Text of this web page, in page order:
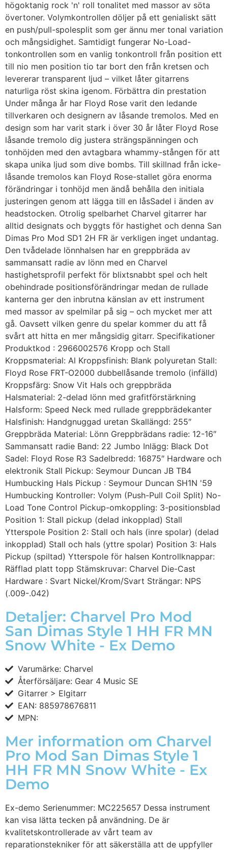
högoktanig rock 'n' roll tonalitet med massor av söta
övertoner. Volymkontrollen döljer på ett genialiskt sätt
en push/pull-spolesplit som ger ännu mer tonal variation
och mångsidighet. Samtidigt fungerar No-Load-
tonkontrollen som en vanlig tonkontroll från position ett
till nio men position tio tar bort den från kretsen och
levererar transparent ljud – vilket låter gitarrens
naturliga röst skina igenom. Förbättra din prestation
Under många år har Floyd Rose varit den ledande
tillverkaren och designern av låsande tremolos. Med en
design som har varit stark i över 30 år låter Floyd Rose
låsande tremolo dig justera strängspänningen och
tonhöjden med den avtagbara whammy-stången för att
skapa unika ljud som dive bombs. Till skillnad från icke-
låsande tremolos kan Floyd Rose-stallet göra enorma
förändringar i tonhöjd men ändå behålla den initiala
justeringen genom att lägga till en låsSadel i änden av
headstocken. Otrolig spelbarhet Charvel gitarrer har
alltid designats och byggts för hastighet och denna San
Dimas Pro Mod SD1 2H FR är verkligen inget undantag.
Den tvådelade lönnhalsen har en greppbräda av
sammansatt radie av lönn med en Charvel
hastighetsprofil perfekt för blixtsnabbt spel och helt
obehindrade positionsförändringar medan de rullade
kanterna ger den inbrutna känslan av ett instrument
med massor av spelmilar på sig – och mycket mer att
gå. Oavsett vilken genre du spelar kommer du att få
svårt att hitta en mer mångsidig gitarr. Specifikationer
Produktkod : 2966002576 Kropp och Stall
Kroppsmaterial: Al Kroppsfinish: Blank polyuretan Stall:
Floyd Rose FRT-O2000 dubbellåsande tremolo (infälld)
Kroppsfärg: Snow Vit Hals och greppbräda
Halsmaterial: 2-delad lönn med grafitförstärkning
Halsform: Speed Neck med rullade greppbrädekanter
Halsfinish: Handgnuggad uretan Skallängd: 255″
Greppbräda Material: Lönn Greppbrädans radie: 12-16″
Sammansatt radie Band: 22 Jumbo Inlägg: Black Dot
Sadel: Floyd Rose R3 Sadelbredd: 16875″ Hardware och
elektronik Stall Pickup: Seymour Duncan JB TB4
Humbucking Hals Pickup : Seymour Duncan SH1N '59
Humbucking Kontroller: Volym (Push-Pull Coil Split) No-
Load Tone Control Pickup-omkoppling: 3-positionsblad
Position 1: Stall pickup (delad inkopplad) Stall
Ytterspole Position 2: Stall och hals (inre spolar) (delad
inkopplad) Stall och hals (yttre spolar) Position 3: Hals
Pickup (spiltad) Ytterspole för halsen Kontrollknappar:
Räfflad platt topp Stämskruvar: Charvel Die-Cast
Hardware : Svart Nickel/Krom/Svart Strängar: NPS
(.009-.042)
Detaljer: Charvel Pro Mod
San Dimas Style 1 HH FR MN
Snow White - Ex Demo
Varumärke: Charvel
Återförsäljare: Gear 4 Music SE
Gitarrer > Elgitarr
EAN: 885978676811
MPN:
Mer information om Charvel
Pro Mod San Dimas Style 1
HH FR MN Snow White - Ex
Demo
Ex-demo Serienummer: MC225657 Dessa instrument
kan visa lätta tecken på användning. De är
kvalitetskontrollerade av vårt team av
reparationstekniker för att säkerställa att de uppfyller